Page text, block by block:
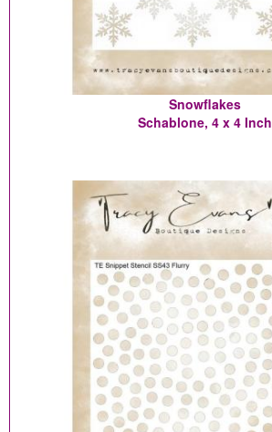
Snowflakes
Schablone, 4 x 4 Inch